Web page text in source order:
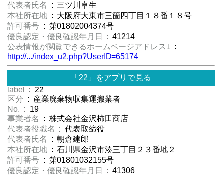
代表者氏名
: 三ツ川卓生
本社所在地 : 大阪府大東市三箇四丁目１８番１８号
許可番号 : 第01802004374号
優良認定・優良確認年月日
: 41214
公表情報が閲覧できるホームページアドレス1 :
http://.../index_u2.php?UserID=65174
「22」をアプリで見る
label
: 22
区分 : 産業廃棄物収集運搬業者
No. : 19
事業者名
: 株式会社金沢柿田商店
代表者役職名
: 代表取締役
代表者氏名
: 朝倉建郎
本社所在地 : 石川県金沢市湊三丁目２３番地２
許可番号 : 第01801032155号
優良認定・優良確認年月日
: 41306